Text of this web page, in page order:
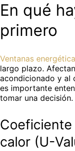
En qué
primero
Ventanas
largo plazo.
acondicionado y al
es importante
tomar una decisión.
calor (U-